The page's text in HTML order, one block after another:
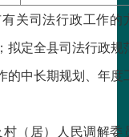
关司法行政工作的
拟定全县司法行政规
的中长期规划、年度
（居）人民调解委